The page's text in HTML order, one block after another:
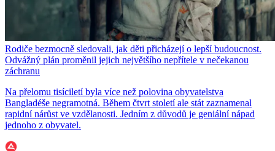
Rodiče bezmocně sledovali, jak děti přicházejí o lepší budoucnost.
Odvážný plán proměnil jejich největšího nepřítele v nečekanou
záchranu
Na přelomu tisíciletí byla více než polovina obyvatelstva
Bangladéše negramotná. Během čtvrt století ale stát zaznamenal
rapidní nárůst ve vzdělanosti. Jedním z důvodů je geniální nápad
jednoho z obyvatel.